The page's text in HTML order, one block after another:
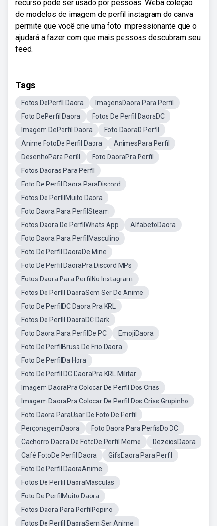
recurso pode ser usado por pessoas. Weba coleção
de modelos de imagem de perfil instagram do canva
permite que você crie uma foto impressionante que o
ajudará a fazer com que mais pessoas descubram seu
feed.
Tags
Fotos DePerfil Daora
ImagensDaora Para Perfil
Foto DePerfil Daora
Fotos De Perfil DaoraDC
Imagem DePerfil Daora
Foto DaoraD Perfil
Anime FotoDe Perfil Daora
AnimesPara Perfil
DesenhoPara Perfil
Foto DaoraPra Perfil
Fotos Daoras Para Perfil
Foto De Perfil Daora ParaDiscord
Fotos De PerfilMuito Daora
Foto Daora Para PerfilSteam
Fotos Daora De PerfilWhats App
AlfabetoDaora
Foto Daora Para PerfilMasculino
Foto De Perfil DaoraDe Mine
Foto De Perfil DaoraPra Discord MPs
Fotos Daora Para PerfilNo Instagram
Fotos De Perfil DaoraSem Ser De Anime
Foto De PerfilDC Daora Pra KRL
Fotos De Perfil DaoraDC Dark
Foto Daora Para PerfilDe PC
EmojiDaora
Foto De PerfilBrusa De Frio Daora
Foto De PerfilDa Hora
Foto De Perfil DC DaoraPra KRL Militar
Imagem DaoraPra Colocar De Perfil Dos Crias
Imagem DaoraPra Colocar De Perfil Dos Crias Grupinho
Foto Daora ParaUsar De Foto De Perfil
PerçonagemDaora
Foto Daora Para PerfisDo DC
Cachorro Daora De FotoDe Perfil Meme
DezeiosDaora
Café FotoDe Perfil Daora
GifsDaora Para Perfil
Foto De Perfil DaoraAnime
Fotos De Perfil DaoraMasculas
Foto De PerfilMuito Daora
Fotos Daora Para PerfilPepino
Fotos De Perfil DaoraSem Ser Anime